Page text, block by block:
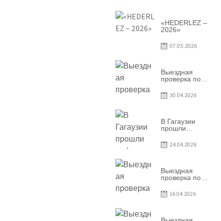
грантов
предприятия
Baurlukhouse
«HEDERLEZ –
2026»
07.05.2026
Выездная
проверка по
соблюдения
условий
грантов
предприятия
SRL Grand Nic
Oil Company
30.04.2026
В Гагаузии
прошли
сессии по
грантовой
24.04.2026
Выездная
проверка по
соблюдения
условий
грантов
16.04.2026